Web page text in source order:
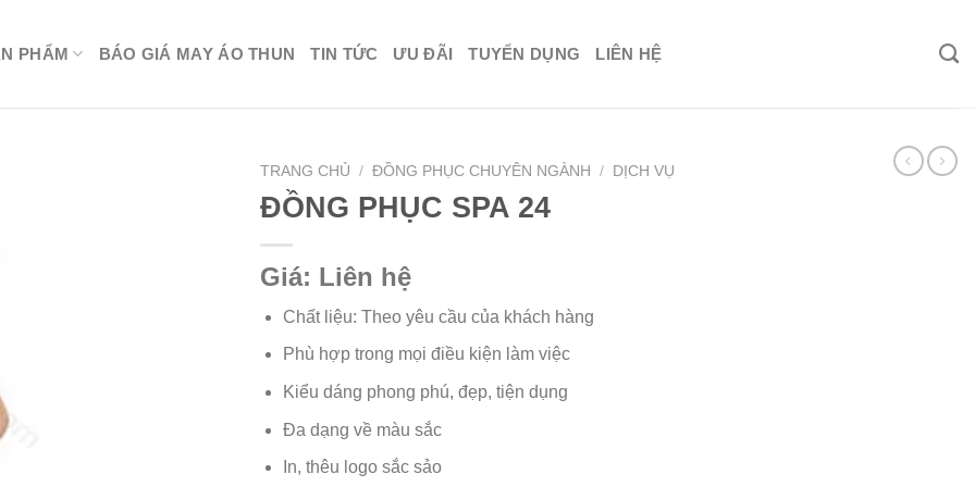
PHẨM BÁO GIÁ MAY ÁO THUN TIN TỨC ƯU ĐÃI TUYỂN DỤNG LIÊN HỆ
TRANG CHỦ / ĐỒNG PHỤC CHUYÊN NGÀNH / DỊCH VỤ
ĐỒNG PHỤC SPA 24
Giá: Liên hệ
Chất liệu: Theo yêu cầu của khách hàng
Phù hợp trong mọi điều kiện làm việc
Kiểu dáng phong phú, đẹp, tiện dụng
Đa dạng về màu sắc
In, thêu logo sắc sảo